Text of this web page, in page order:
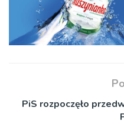
PiS rozpoczęło